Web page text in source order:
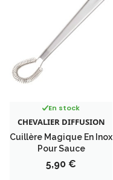
En stock
CHEVALIER DIFFUSION
Cuillère Magique En Inox
Pour Sauce
Prix
5,90 €